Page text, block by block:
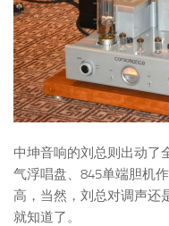
中坤音响的刘总则出动了
气浮唱盘、845单端胆机
高，当然，刘总对调声还
就知道了。